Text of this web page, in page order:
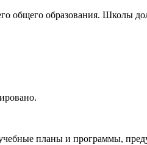
общего образования. Школы
планы и программы,